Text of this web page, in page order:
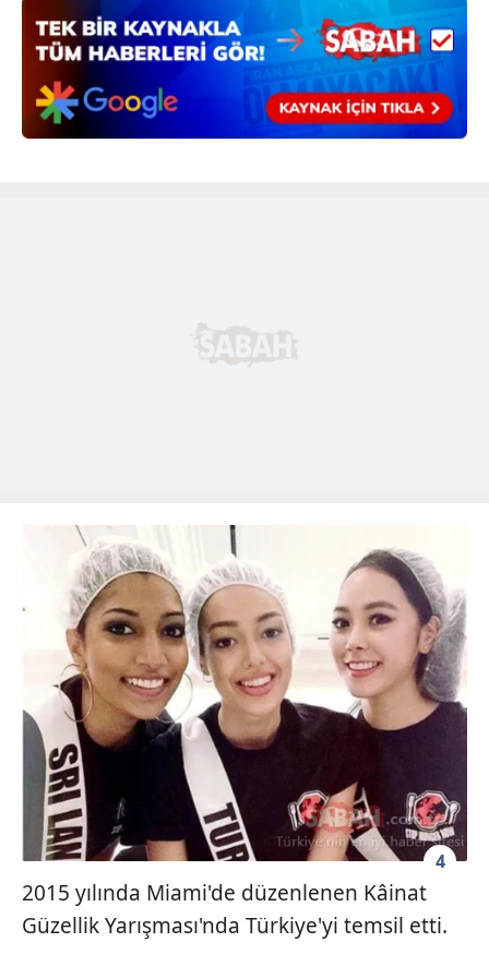
6698 sayılı Kişisel Verilerin Korunması Kanunu uyarınca
hazırlanmış Aydınlatma Metnimizi okumak ve sitemizde
ilgili mevzuata uygun olarak kullanılan çerezlerle ilgili bilgi
almak için lütfen
tıklayınız
4
2015 yılında Miami'de düzenlenen Kâinat
Güzellik Yarışması'nda Türkiye'yi temsil etti.